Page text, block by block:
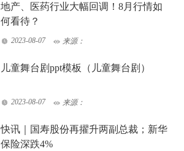
地产、医药行业大幅回调！8月行情如
何看待？
2023-08-07 来源：
儿童舞台剧ppt模板（儿童舞台剧）
2023-08-07 来源：
快讯｜国寿股份再擢升两副总裁；新华
保险深跌4%